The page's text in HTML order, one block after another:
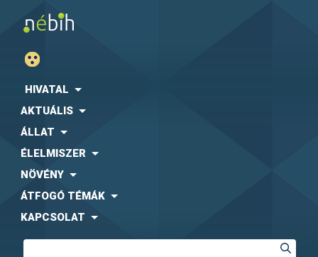
HIVATAL
AKTUÁLIS
ÁLLAT
ÉLELMISZER
NÖVÉNY
ÁTFOGÓ TÉMÁK
KAPCSOLAT